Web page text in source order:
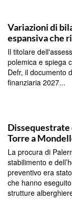
Variazioni di
espansiva che
Il titolare
polemica e spiega
Defr, il documento
finanziaria 2027...
Dissequestrate
Torre a
La procura di
stabilimento e
preventivo era
che hanno
strutture